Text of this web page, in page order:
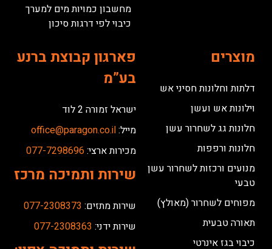
מחשבון כמויות מים למערך
כיבוי לפי דרגות סיכון
מוצרים
דלתות וחלונות חסיני אש
וילונות אש ועשן
חלונות גג לשחרור עשן
חלונות ורפפות
מנועים ורכזות לשחרור עשן
טבעי
מפוחים לשחרור (מאולץ)
תאורה טבעית
כיבוי בגז אינרטי
פארגון קבוצת ברנע
בע”מ
ישראל זמורה 2 לוד
מייל:office@paragon.co.il
מכירות ארצי:077-7298696
שירות ותמיכה מרכז
שירות מתזים: 077-2308373
שירות ידני: 077-2308363